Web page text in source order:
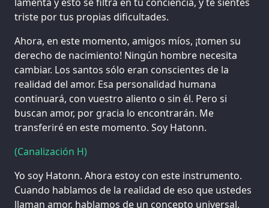
triste por tus propias dificultades.
Ahora, en este momento, amigos míos, ¡tomen su
derecho de nacimiento! Ningún hombre necesita
cambiar. Los santos sólo eran conscientes de la
realidad del amor. Esa personalidad humana
continuará, con vuestro aliento o sin él. Pero si
buscan amor, por gracia lo encontrarán. Me
transferiré en este momento. Soy Hatonn.
(Canalización H)
Yo soy Hatonn. Ahora estoy con este instrumento.
Cuando hablamos de la realidad de eso que ustedes
llaman amor, hablamos de un concepto universal.